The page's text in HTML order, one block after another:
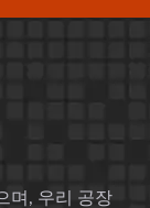
며, 우리 공장